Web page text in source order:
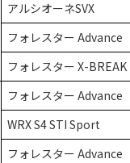
アルシオーネSVX
フォレスター Advance
フォレスター X-BREAK
フォレスター Advance
WRX S4 STI Sport
フォレスター Advance